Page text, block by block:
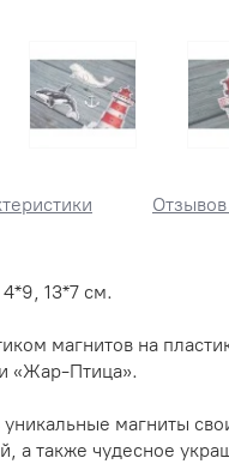
13*7 см.
магнитов на
«Жар-Птица».
магниты
а также чудесное